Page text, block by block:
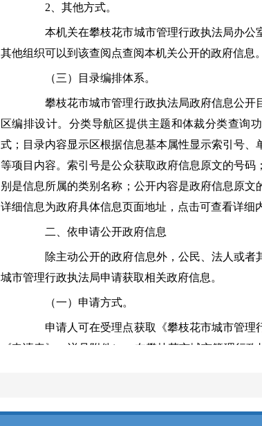
2、其他方式。
本机关在攀枝花市城市管理行政执法局办公
其他组织可以到该查阅点查阅本机关公开的政府信息
（三）目录编排体系。
攀枝花市城市管理行政执法局政府信息公开
区编排设计。分类导航区提供主题和体裁分类查询
式；目录内容显示区根据信息基本属性显示索引号
等项目内容。索引号是公众获取政府信息原文的号
别是信息所属的类别名称；公开内容是政府信息原文
详细信息为政府具体信息页面地址，点击可查看详细
二、依申请公开政府信息
除主动公开的政府信息外，公民、法人或者
城市管理行政执法局申请获取相关政府信息。
（一）申请方式。
申请人可在受理点获取《攀枝花市城市管理
《申请表》，详见附件）；在攀枝花市城市管理行政
上申请，暂不受理通过电报、电话、短消息等方式